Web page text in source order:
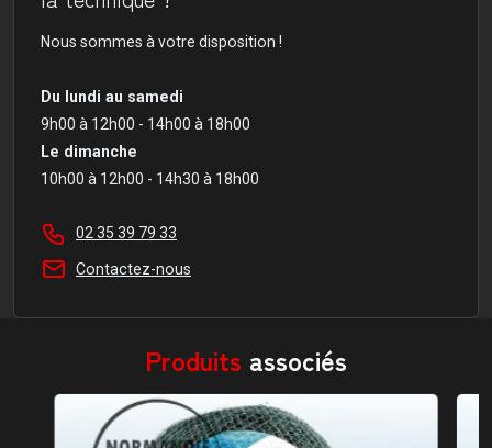
Nous sommes à votre disposition !
Du lundi au samedi
9h00 à 12h00 - 14h00 à 18h00
Le dimanche
10h00 à 12h00 - 14h30 à 18h00
02 35 39 79 33
Contactez-nous
Produits associés